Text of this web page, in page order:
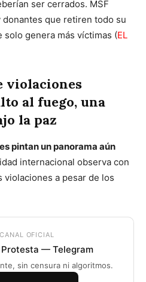
ser cerrados. MSF
que retiren todo su
solo genera más víctimas (EL
violaciones
al fuego, una
la paz
pintan un panorama aún
internacional observa con
violaciones a pesar de los
CANAL OFICIAL
Protesta — Telegram
sin censura ni algoritmos.